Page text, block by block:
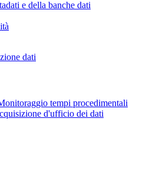
e della banche dati
dati
tempi procedimentali
d'ufficio dei dati